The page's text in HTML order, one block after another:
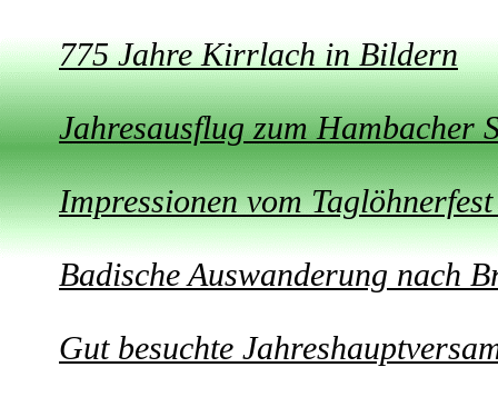
775 Jahre Kirrlach in Bildern
Jahresausflug zum Hambacher
Impressionen vom
Badische Auswanderung nach
Gut besuchte